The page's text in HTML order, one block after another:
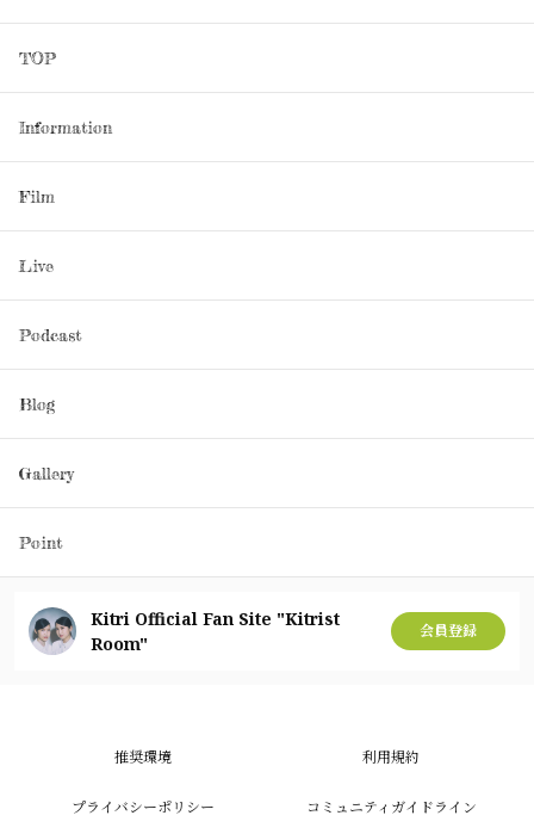
TOP
Information
Film
Live
Podcast
Blog
Gallery
Point
Kitri Official Fan Site "Kitrist
Room"
会員登録
推奨環境 利用規約
プライバシーポリシー コミュニティガイドライン